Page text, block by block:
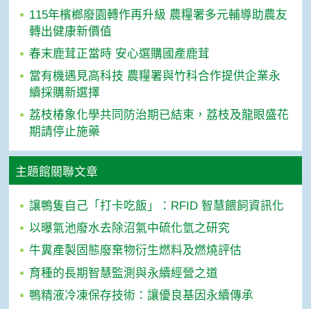
115年檳榔廢園轉作再升級 農糧署多元輔導助農友
轉出健康新價值
春末鹿茸正當時 安心選購國產鹿茸
當有機遇見高科技 農糧署與竹科合作提供企業永
續採購新選擇
荔枝椿象化學共同防治期已結束，荔枝及龍眼盛花
期請停止施藥
主題館關聯文章
讓鴨隻自己「打卡吃飯」：RFID 智慧餵飼資訊化
以曝氣池廢水去除沼氣中硫化氫之研究
牛糞產製固態廢棄物衍生燃料及燃燒評估
育種的長期智慧監測與永續經營之道
鴨精液冷凍保存技術：讓優良基因永續傳承